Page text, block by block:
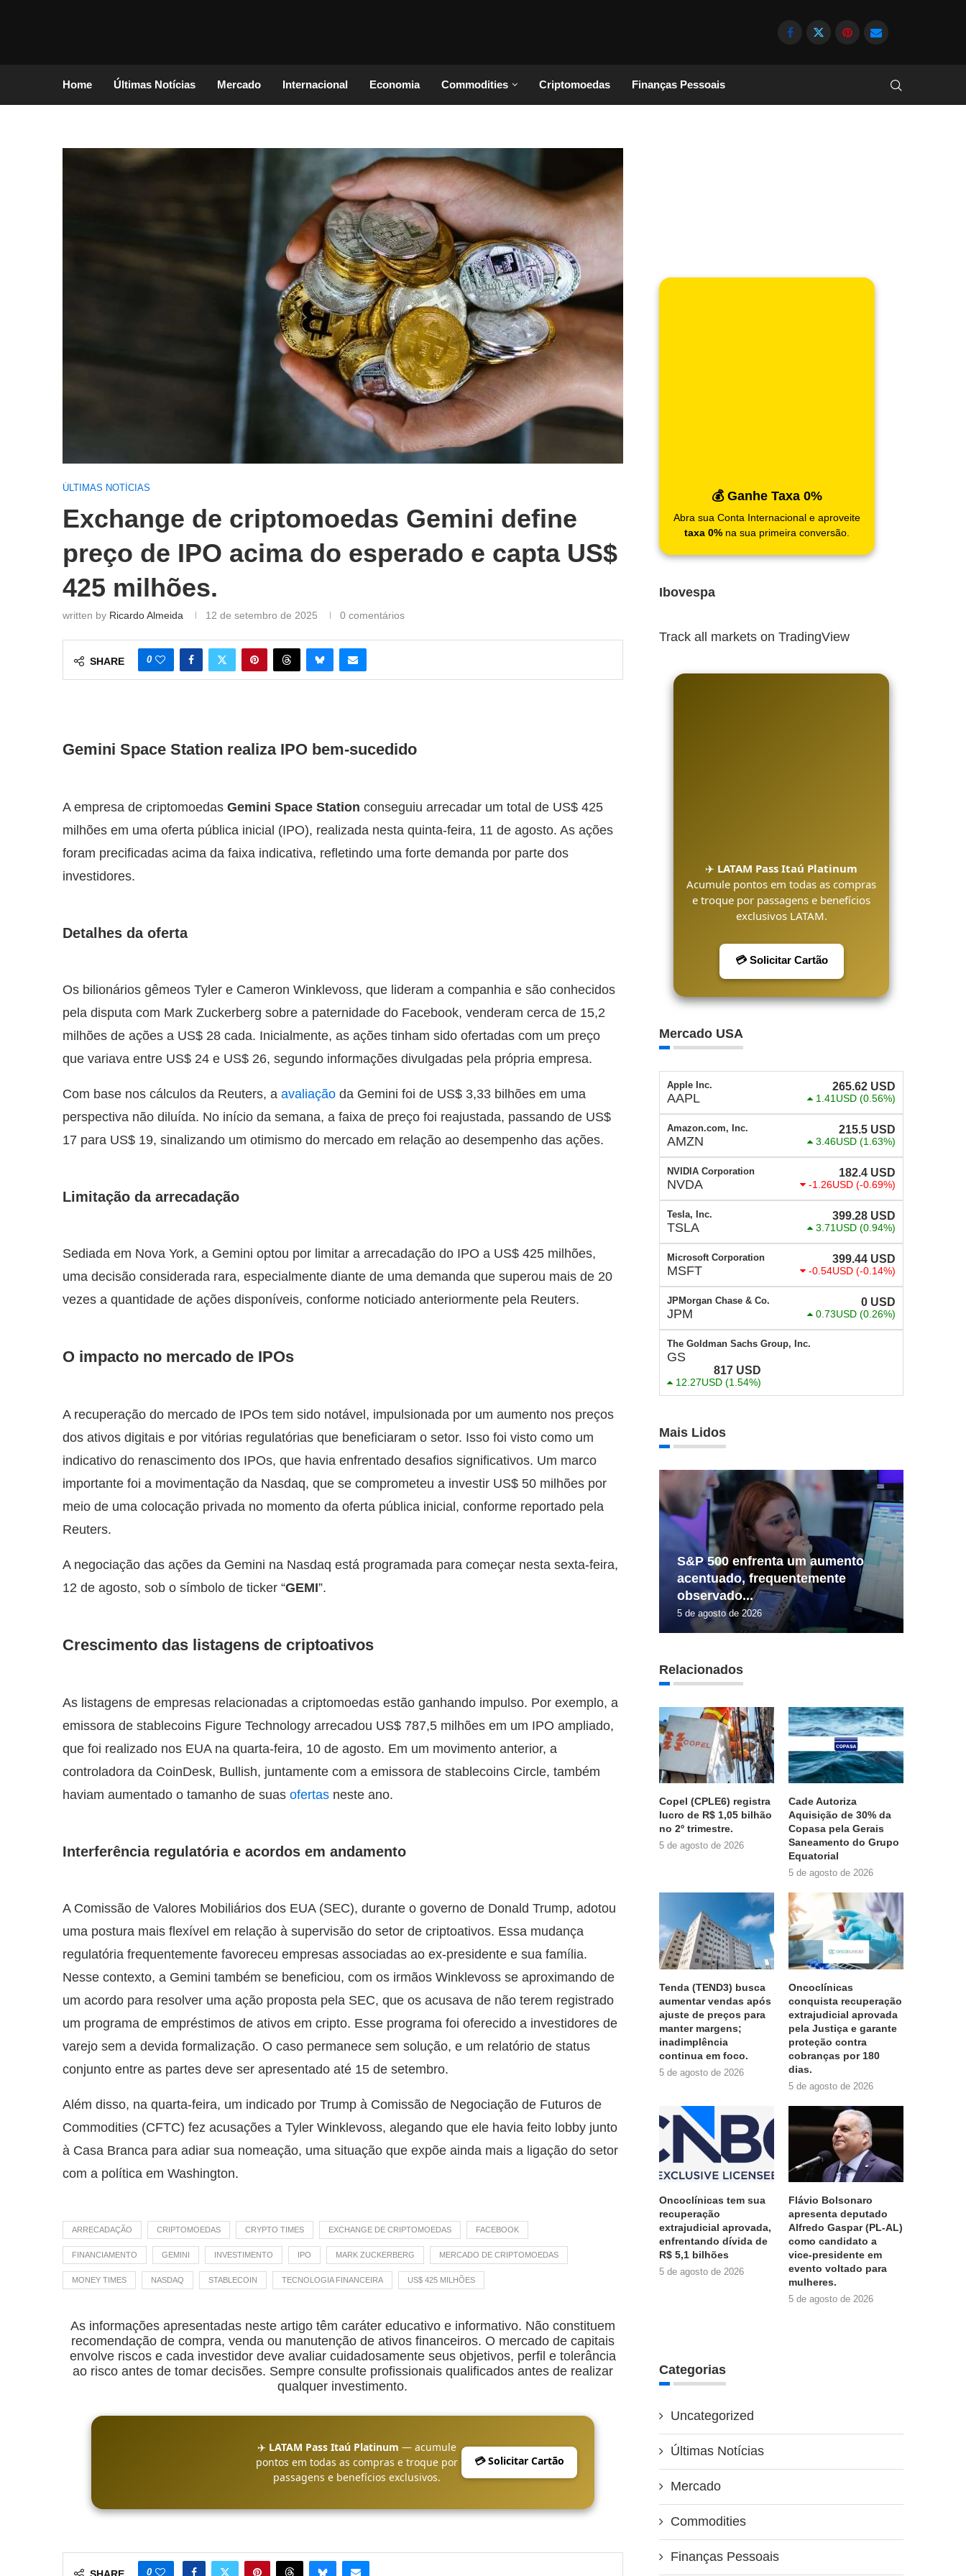
Home Últimas Notícias Mercado Internacional Economia Commodities Criptomoedas Finanças Pessoais
ÚLTIMAS NOTÍCIAS
Exchange de criptomoedas Gemini define
preço de IPO acima do esperado e capta US$
425 milhões.
written by Ricardo Almeida 12 de setembro de 2025 0 comentários
SHARE 0
Gemini Space Station realiza IPO bem-sucedido
A empresa de criptomoedas Gemini Space Station conseguiu arrecadar um total de US$ 425
milhões em uma oferta pública inicial (IPO), realizada nesta quinta-feira, 11 de agosto. As ações
foram precificadas acima da faixa indicativa, refletindo uma forte demanda por parte dos
investidores.
Detalhes da oferta
Os bilionários gêmeos Tyler e Cameron Winklevoss, que lideram a companhia e são conhecidos
pela disputa com Mark Zuckerberg sobre a paternidade do Facebook, venderam cerca de 15,2
milhões de ações a US$ 28 cada. Inicialmente, as ações tinham sido ofertadas com um preço
que variava entre US$ 24 e US$ 26, segundo informações divulgadas pela própria empresa.
Com base nos cálculos da Reuters, a avaliação da Gemini foi de US$ 3,33 bilhões em uma
perspectiva não diluída. No início da semana, a faixa de preço foi reajustada, passando de US$
17 para US$ 19, sinalizando um otimismo do mercado em relação ao desempenho das ações.
Limitação da arrecadação
Sediada em Nova York, a Gemini optou por limitar a arrecadação do IPO a US$ 425 milhões,
uma decisão considerada rara, especialmente diante de uma demanda que superou mais de 20
vezes a quantidade de ações disponíveis, conforme noticiado anteriormente pela Reuters.
O impacto no mercado de IPOs
A recuperação do mercado de IPOs tem sido notável, impulsionada por um aumento nos preços
dos ativos digitais e por vitórias regulatórias que beneficiaram o setor. Isso foi visto como um
indicativo do renascimento dos IPOs, que havia enfrentado desafios significativos. Um marco
importante foi a movimentação da Nasdaq, que se comprometeu a investir US$ 50 milhões por
meio de uma colocação privada no momento da oferta pública inicial, conforme reportado pela
Reuters.
A negociação das ações da Gemini na Nasdaq está programada para começar nesta sexta-feira,
12 de agosto, sob o símbolo de ticker “GEMI”.
Crescimento das listagens de criptoativos
As listagens de empresas relacionadas a criptomoedas estão ganhando impulso. Por exemplo, a
emissora de stablecoins Figure Technology arrecadou US$ 787,5 milhões em um IPO ampliado,
que foi realizado nos EUA na quarta-feira, 10 de agosto. Em um movimento anterior, a
controladora da CoinDesk, Bullish, juntamente com a emissora de stablecoins Circle, também
haviam aumentado o tamanho de suas ofertas neste ano.
Interferência regulatória e acordos em andamento
A Comissão de Valores Mobiliários dos EUA (SEC), durante o governo de Donald Trump, adotou
uma postura mais flexível em relação à supervisão do setor de criptoativos. Essa mudança
regulatória frequentemente favoreceu empresas associadas ao ex-presidente e sua família.
Nesse contexto, a Gemini também se beneficiou, com os irmãos Winklevoss se aproximando de
um acordo para resolver uma ação proposta pela SEC, que os acusava de não terem registrado
um programa de empréstimos de ativos em cripto. Esse programa foi oferecido a investidores de
varejo sem a devida formalização. O caso permanece sem solução, e um relatório de status
conjunto entre as partes deve ser apresentado até 15 de setembro.
Além disso, na quarta-feira, um indicado por Trump à Comissão de Negociação de Futuros de
Commodities (CFTC) fez acusações a Tyler Winklevoss, alegando que ele havia feito lobby junto
à Casa Branca para adiar sua nomeação, uma situação que expõe ainda mais a ligação do setor
com a política em Washington.
ARRECADAÇÃO CRIPTOMOEDAS CRYPTO TIMES EXCHANGE DE CRIPTOMOEDAS FACEBOOK
FINANCIAMENTO GEMINI INVESTIMENTO IPO MARK ZUCKERBERG MERCADO DE CRIPTOMOEDAS
MONEY TIMES NASDAQ STABLECOIN TECNOLOGIA FINANCEIRA US$ 425 MILHÕES
As informações apresentadas neste artigo têm caráter educativo e informativo. Não constituem
recomendação de compra, venda ou manutenção de ativos financeiros. O mercado de capitais
envolve riscos e cada investidor deve avaliar cuidadosamente seus objetivos, perfil e tolerância
ao risco antes de tomar decisões. Sempre consulte profissionais qualificados antes de realizar
qualquer investimento.
✈️ LATAM Pass Itaú Platinum — acumule
pontos em todas as compras e troque por
passagens e benefícios exclusivos.
💳 Solicitar Cartão
SHARE 0
💰 Ganhe Taxa 0%
Abra sua Conta Internacional e aproveite
taxa 0% na sua primeira conversão.
Ibovespa
Track all markets on TradingView
✈️ LATAM Pass Itaú Platinum
Acumule pontos em todas as compras
e troque por passagens e benefícios
exclusivos LATAM.
💳 Solicitar Cartão
Mercado USA
Apple Inc.
AAPL
265.62 USD
1.41USD (0.56%)
Amazon.com, Inc.
AMZN
215.5 USD
3.46USD (1.63%)
NVIDIA Corporation
NVDA
182.4 USD
-1.26USD (-0.69%)
Tesla, Inc.
TSLA
399.28 USD
3.71USD (0.94%)
Microsoft Corporation
MSFT
399.44 USD
-0.54USD (-0.14%)
JPMorgan Chase & Co.
JPM
0 USD
0.73USD (0.26%)
The Goldman Sachs Group, Inc.
GS
817 USD
12.27USD (1.54%)
Mais Lidos
S&P 500 enfrenta um aumento
acentuado, frequentemente
observado...
5 de agosto de 2026
Relacionados
Copel (CPLE6) registra
lucro de R$ 1,05 bilhão
no 2º trimestre.
5 de agosto de 2026
Cade Autoriza
Aquisição de 30% da
Copasa pela Gerais
Saneamento do Grupo
Equatorial
5 de agosto de 2026
Tenda (TEND3) busca
aumentar vendas após
ajuste de preços para
manter margens;
inadimplência
continua em foco.
5 de agosto de 2026
Oncoclínicas
conquista recuperação
extrajudicial aprovada
pela Justiça e garante
proteção contra
cobranças por 180
dias.
5 de agosto de 2026
Oncoclínicas tem sua
recuperação
extrajudicial aprovada,
enfrentando dívida de
R$ 5,1 bilhões
5 de agosto de 2026
Flávio Bolsonaro
apresenta deputado
Alfredo Gaspar (PL-AL)
como candidato a
vice-presidente em
evento voltado para
mulheres.
5 de agosto de 2026
Categorias
Uncategorized
Últimas Notícias
Mercado
Commodities
Finanças Pessoais